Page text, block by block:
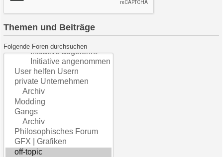
Themen und Beiträge
Folgende Foren durchsuchen